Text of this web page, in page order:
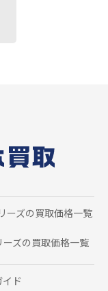
ーズの 買取価格一覧
ズの買取価格一覧
ド